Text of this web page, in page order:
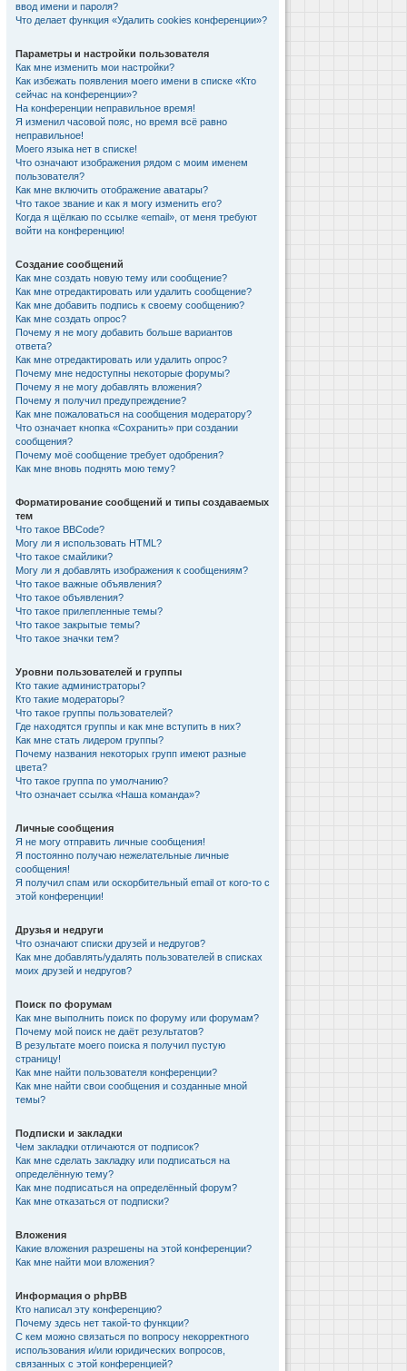
ввод имени и пароля?
Что делает функция «Удалить cookies конференции»?
Параметры и настройки пользователя
Как мне изменить мои настройки?
Как избежать появления моего имени в списке «Кто
сейчас на конференции»?
На конференции неправильное время!
Я изменил часовой пояс, но время всё равно
неправильное!
Моего языка нет в списке!
Что означают изображения рядом с моим именем
пользователя?
Как мне включить отображение аватары?
Что такое звание и как я могу изменить его?
Когда я щёлкаю по ссылке «email», от меня требуют
войти на конференцию!
Создание сообщений
Как мне создать новую тему или сообщение?
Как мне отредактировать или удалить сообщение?
Как мне добавить подпись к своему сообщению?
Как мне создать опрос?
Почему я не могу добавить больше вариантов
ответа?
Как мне отредактировать или удалить опрос?
Почему мне недоступны некоторые форумы?
Почему я не могу добавлять вложения?
Почему я получил предупреждение?
Как мне пожаловаться на сообщения модератору?
Что означает кнопка «Сохранить» при создании
сообщения?
Почему моё сообщение требует одобрения?
Как мне вновь поднять мою тему?
Форматирование сообщений и типы создаваемых
тем
Что такое BBCode?
Могу ли я использовать HTML?
Что такое смайлики?
Могу ли я добавлять изображения к сообщениям?
Что такое важные объявления?
Что такое объявления?
Что такое прилепленные темы?
Что такое закрытые темы?
Что такое значки тем?
Уровни пользователей и группы
Кто такие администраторы?
Кто такие модераторы?
Что такое группы пользователей?
Где находятся группы и как мне вступить в них?
Как мне стать лидером группы?
Почему названия некоторых групп имеют разные
цвета?
Что такое группа по умолчанию?
Что означает ссылка «Наша команда»?
Личные сообщения
Я не могу отправить личные сообщения!
Я постоянно получаю нежелательные личные
сообщения!
Я получил спам или оскорбительный email от кого-то с
этой конференции!
Друзья и недруги
Что означают списки друзей и недругов?
Как мне добавлять/удалять пользователей в списках
моих друзей и недругов?
Поиск по форумам
Как мне выполнить поиск по форуму или форумам?
Почему мой поиск не даёт результатов?
В результате моего поиска я получил пустую
страницу!
Как мне найти пользователя конференции?
Как мне найти свои сообщения и созданные мной
темы?
Подписки и закладки
Чем закладки отличаются от подписок?
Как мне сделать закладку или подписаться на
определённую тему?
Как мне подписаться на определённый форум?
Как мне отказаться от подписки?
Вложения
Какие вложения разрешены на этой конференции?
Как мне найти мои вложения?
Информация о phpBB
Кто написал эту конференцию?
Почему здесь нет такой-то функции?
С кем можно связаться по вопросу некорректного
использования и/или юридических вопросов,
связанных с этой конференцией?